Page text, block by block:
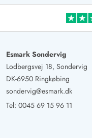
Esmark Sondervig
Lodbergsvej 18, Sondervig
DK-6950 Ringkøbing
sondervig@esmark.dk
Tel: 0045 69 15 96 11